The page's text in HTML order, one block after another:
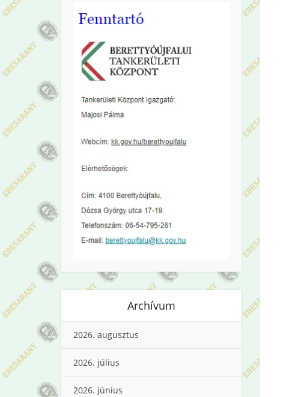
Archívum
2026. augusztus
2026. július
2026. június